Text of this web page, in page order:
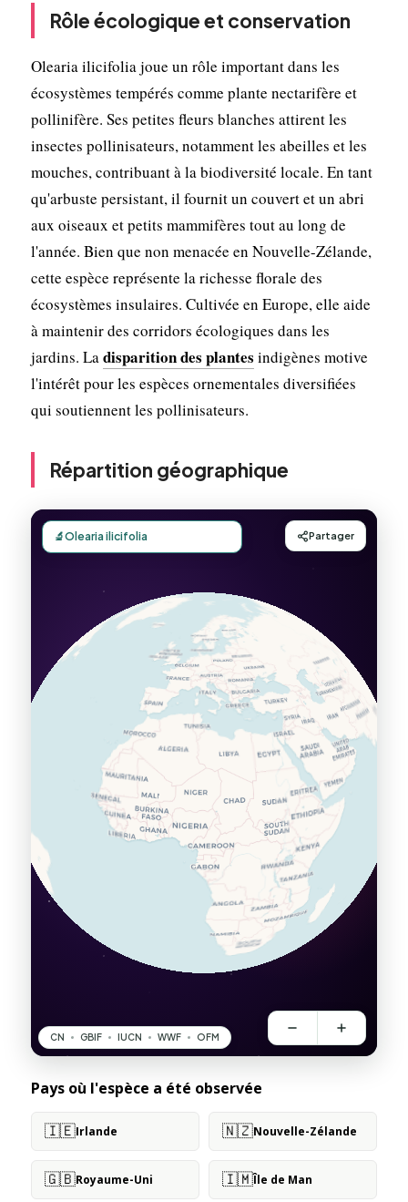
Rôle écologique et conservation
Olearia ilicifolia joue un rôle important dans les
écosystèmes tempérés comme plante nectarifère et
pollinifère. Ses petites fleurs blanches attirent les
insectes pollinisateurs, notamment les abeilles et les
mouches, contribuant à la biodiversité locale. En tant
qu'arbuste persistant, il fournit un couvert et un abri
aux oiseaux et petits mammifères tout au long de
l'année. Bien que non menacée en Nouvelle-Zélande,
cette espèce représente la richesse florale des
écosystèmes insulaires. Cultivée en Europe, elle aide
à maintenir des corridors écologiques dans les
jardins. Ladisparition des plantes indigènes motive
l'intérêt pour les espèces ornementales diversifiées
qui soutiennent les pollinisateurs.
Répartition géographique
Pays où l'espèce a été observée
🇮🇪Irlande 🇳🇿Nouvelle-Zélande
🇬🇧Royaume-Uni 🇮🇲Île de Man